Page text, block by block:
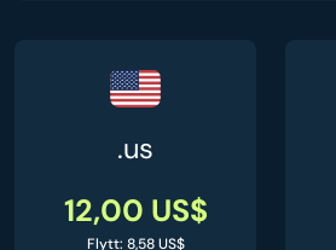
.us
12,00 US$
Flytt: 8,58 US$